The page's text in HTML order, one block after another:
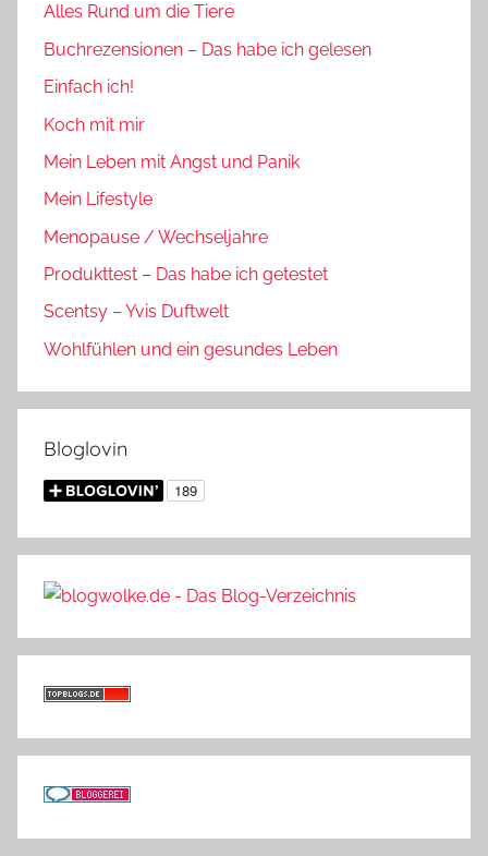
Alles Rund um die Tiere
Buchrezensionen – Das habe ich gelesen
Einfach ich!
Koch mit mir
Mein Leben mit Angst und Panik
Mein Lifestyle
Menopause / Wechseljahre
Produkttest – Das habe ich getestet
Scentsy – Yvis Duftwelt
Wohlfühlen und ein gesundes Leben
Bloglovin